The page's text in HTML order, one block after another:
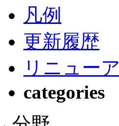
凡例
更新履歴
リニュー
categories